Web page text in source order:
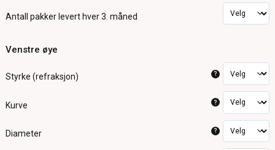
Antall pakker levert hver 3. måned
Venstre øye
Styrke (refraksjon) ?
Kurve ?
Diameter ?